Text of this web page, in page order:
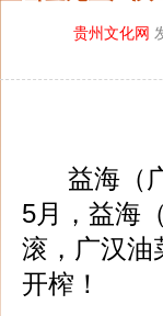
贵州文化网
益海（
5月，益海
滚，广汉油
开榨！